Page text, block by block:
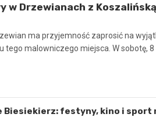
w Drzewianach z
ma przyjemność zaprosić na
tego malowniczego miejsca. W sobotę,
Biesiekierz: festyny, kino i sport